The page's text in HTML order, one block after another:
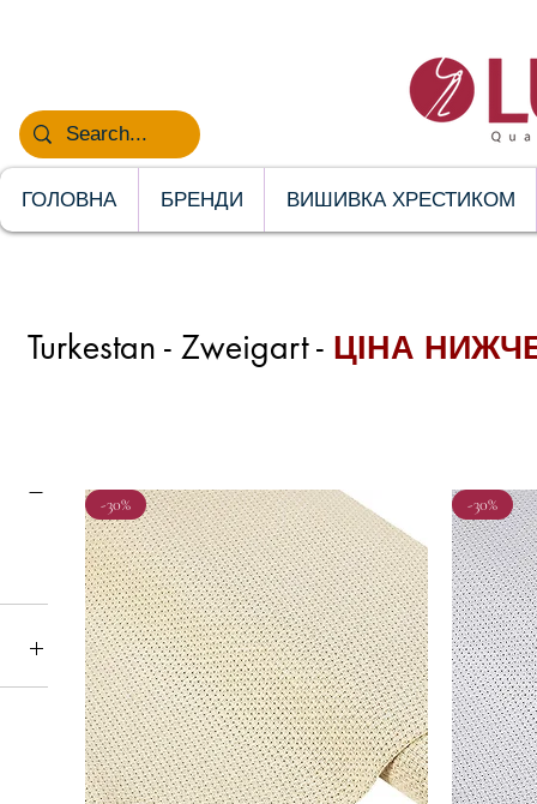
НОВИНКИ
ГОЛОВНА БРЕНДИ ВИШИВКА ХРЕСТИКОМ
Turkestan - Zweigart - ЦІНА
-30% -30%